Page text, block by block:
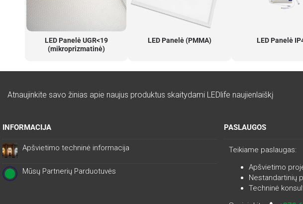
LED Panelė UGR<19
(mikroprizmatinė)
LED Panelė (PMMA) LED Panelė
Atnaujinkite savo žinias apie naujus produktus skaitydami LEDlife naujienlaiškį
INFORMACIJA
Apšvietimo techninė informacija
Mūsų Partnerių Parduotuvės
PASLAUGOS
Teikiame paslaugas:
Apšvietimo
Nestandartinių
Techninė